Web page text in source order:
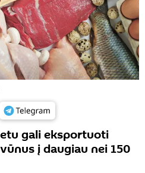
gali eksportuoti
į daugiau nei 150